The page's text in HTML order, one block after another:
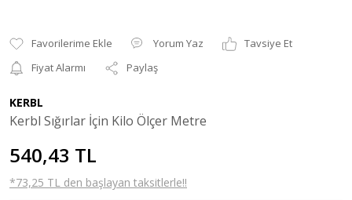
Yorum Yaz
Tavsiye Et
Fiyat Alarmı
Paylaş
KERBL
Kerbl Sığırlar İçin Kilo Ölçer Metre
540,43 TL
*73,25 TL den başlayan taksitlerle!!